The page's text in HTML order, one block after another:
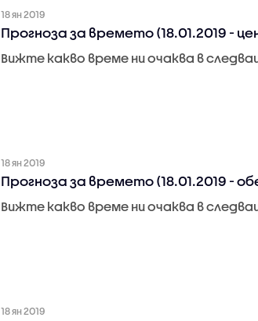
18 ян 2019
Прогноза за времето (18.01.2019 -
Вижте какво време ни очаква в
18 ян 2019
Прогноза за времето (18.01.2019 -
Вижте какво време ни очаква в
18 ян 2019